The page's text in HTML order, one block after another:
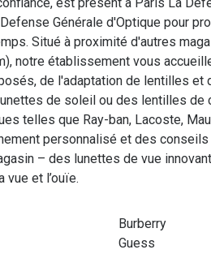
Générale d'Optique pour
Situé à proximité d'autres
notre établissement vous
de l'adaptation de lentilles et
de soleil ou des lentilles de
telles que Ray-ban, Lacoste,
personnalisé et des
– des lunettes de vue
et l’ouïe.
Burberry
Guess